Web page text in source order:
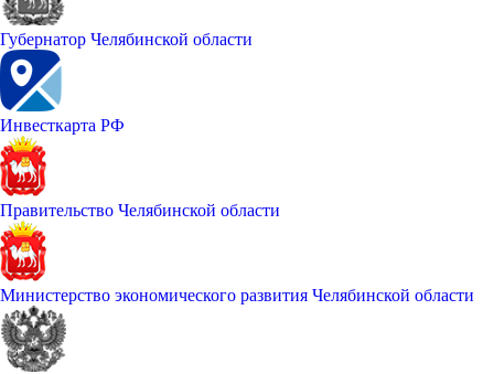
Губернатор Челябинской области
Инвесткарта РФ
Правительство Челябинской области
Министерство экономического развития Челябинской области